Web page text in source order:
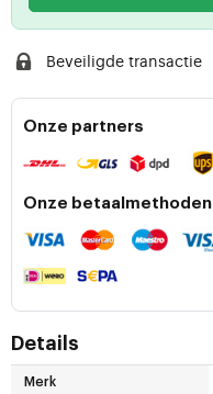
Beveiligde transactie
Onze partners
Onze betaalmethoden
Details
Merk